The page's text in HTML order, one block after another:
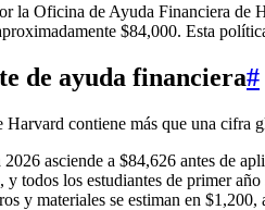
la Oficina de Ayuda Financiera de
$84,000. Esta
de ayuda financiera#
contiene más que una cifra
asciende a $84,626 antes de
todos los estudiantes de primer
y materiales se estiman en